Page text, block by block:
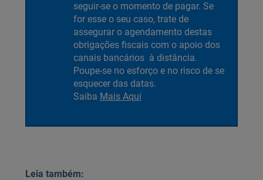
seguir-se o momento de pagar. Se
for esse o seu caso, trate de
assegurar o agendamento destas
obrigações fiscais com o apoio dos
canais bancários à distância.
Poupe-se no esforço e no risco de se
esquecer das datas.
Saiba Mais Aqui
Leia também: